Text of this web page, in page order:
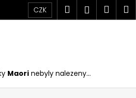
CZK Hledat
Maori nebyly nalezeny...